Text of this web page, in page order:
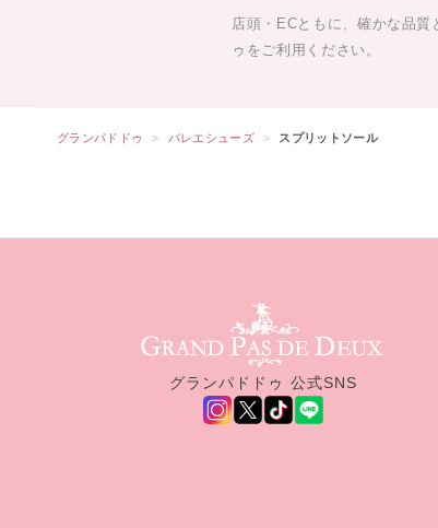
店頭・ECともに、確かな品
ゥをご利用ください。
グランパドドゥ バレエシューズ スプリットソール
グランパドドゥ 公式SNS